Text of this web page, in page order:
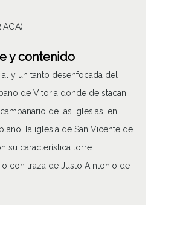
y contenido
y un tanto desenfocada del
de Vitoria donde de stacan
de las iglesias; en
la iglesia de San Vicente de
su característica torre
con traza de Justo A ntonio de